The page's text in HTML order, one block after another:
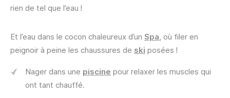
rien de tel que l’eau !
Et l’eau dans le cocon chaleureux d’un Spa , où filer en
peignoir à peine les chaussures de ski posées !
Nager dans une piscine pour relaxer les muscles qui
ont tant chauffé.